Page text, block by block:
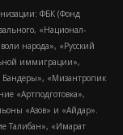
ФБК (Фонд
«Национал-
народа», «Русский
иммиграции»,
«Мизантропик
«Артподготовка»,
«Азов» и «Айдар».
Талибан», «Имарат